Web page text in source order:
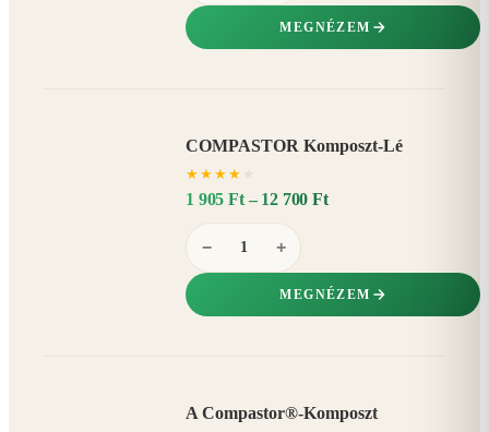
MEGNÉZEM
COMPASTOR Komposzt-Lé
★ ★ ★ ★
1 905 Ft – 12 700 Ft
− +
MEGNÉZEM
A Compastor®-Komposzt